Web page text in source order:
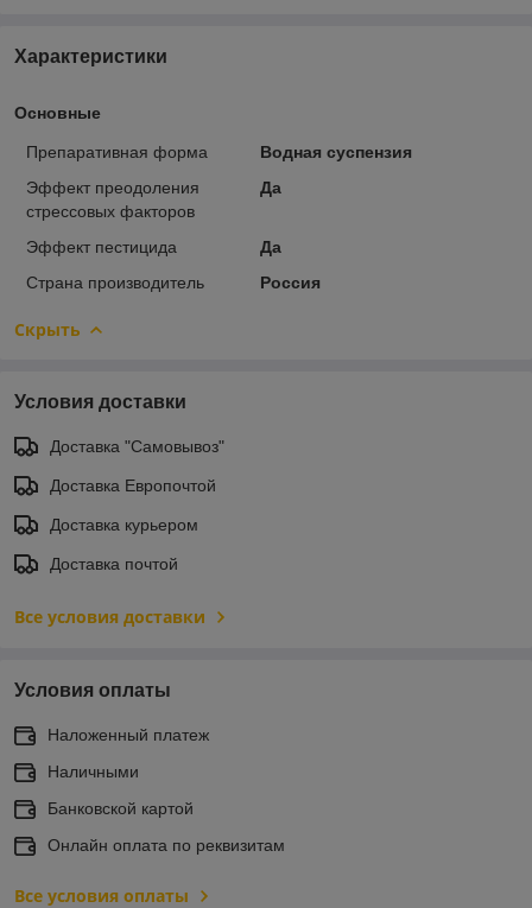
Характеристики
Основные
Препаративная форма
Водная суспензия
Эффект преодоления
стрессовых факторов
Да
Эффект пестицида
Да
Страна производитель
Россия
Скрыть
Условия доставки
Доставка "Самовывоз"
Доставка Европочтой
Доставка курьером
Доставка почтой
Все условия доставки
Условия оплаты
Наложенный платеж
Наличными
Банковской картой
Онлайн оплата по реквизитам
Все условия оплаты